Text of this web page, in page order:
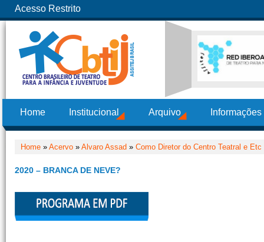
Acesso Restrito
Home Institucional Arquivo
Home » Acervo » Alvaro Assad » Como Diretor do Centro Teatral e Etc
2020 – BRANCA DE NEVE?